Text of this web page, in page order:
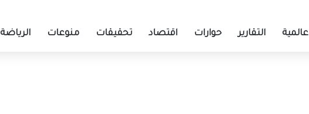
عالمية التقارير حوارات اقتصاد تحقيقات منوعات الرياضة